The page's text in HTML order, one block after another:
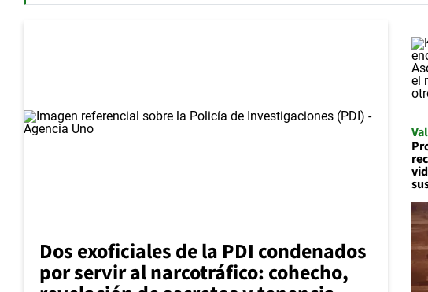
Dos exoficiales de la PDI condenados
por servir al narcotráfico: cohecho,